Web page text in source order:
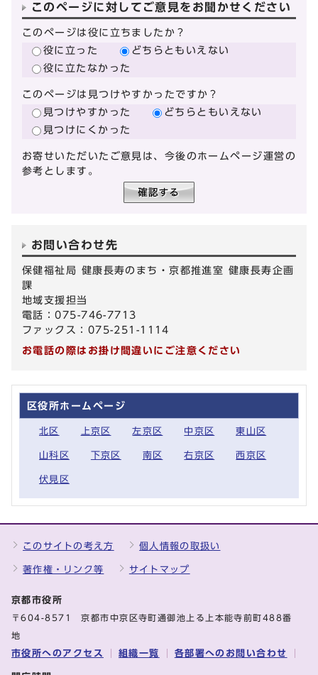
このページに対してご意見をお聞かせください
このページは役に立ちましたか？
役に立った
どちらともいえない
役に立たなかった
このページは見つけやすかったですか？
見つけやすかった
どちらともいえない
見つけにくかった
お寄せいただいたご意見は、今後のホームページ運営の
参考とします。
お問い合わせ先
保健福祉局 健康長寿のまち・京都推進室 健康長寿企画
課
地域支援担当
電話：075-746-7713
ファックス：075-251-1114
お電話の際はお掛け間違いにご注意ください
区役所ホームページ
北区 上京区 左京区 中京区 東山区
山科区 下京区 南区 右京区 西京区
伏見区
このサイトの考え方 個人情報の取扱い
著作権・リンク等 サイトマップ
京都市役所
〒604-8571 京都市中京区寺町通御池上る上本能寺前町488番
地
市役所へのアクセス 組織一覧 各部署へのお問い合わせ